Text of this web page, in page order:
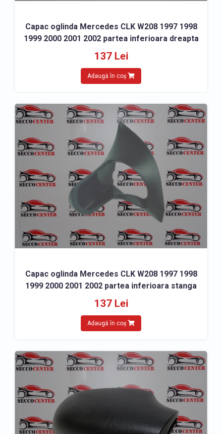
Capac oglinda Mercedes CLK W208 1997 1998
1999 2000 2001 2002 partea inferioara dreapta
137 Lei
Adaugă în coș
Capac oglinda Mercedes CLK W208 1997 1998
1999 2000 2001 2002 partea inferioara stanga
137 Lei
Adaugă în coș